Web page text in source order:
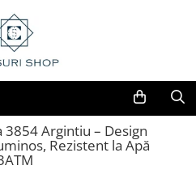
3854 Argintiu – Design
Rezistent la Apă